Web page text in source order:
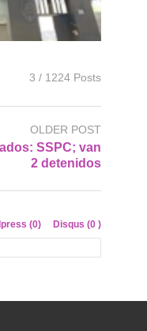
3 / 1224 Posts
OLDER POST
SSPC; van
2 detenidos
(0) Disqus (0 )